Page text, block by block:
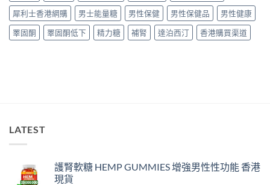
買
指
南〉
中
正
貨
購
犀利士香港網購
男士能量糖 男性保健 男性保健品
男性健康
睪固酮
睪固酮低下 精力糖 補腎 達泊西汀 香港購買渠道
LATEST
護腎軟糖 HEMP GUMMIES 增強男性性功能 香港
現貨